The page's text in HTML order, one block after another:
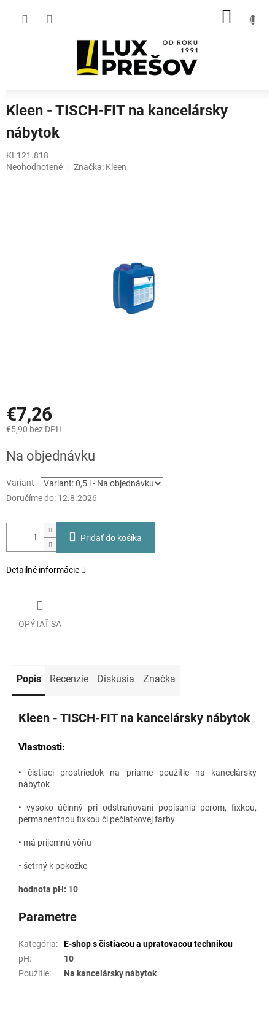
Kleen - TISCH-FIT na kancelársky
nábytok
KL121.818
Priemerné
Neohodnotené Značka: Kleen
€7,26
€5,90 bez DPH
cena:
Na objednávku
Variant
Doručíme do: 12.8.2026
Pridať do košíka
Detailné informácie
OPÝTAŤ SA
Popis Recenzie Diskusia Značka
Kleen - TISCH-FIT na kancelársky nábytok
Vlastnosti:
• čistiaci prostriedok na priame použitie na kancelársky
nábytok
• vysoko účinný pri odstraňovaní popísania perom, fixkou,
permanentnou fixkou či pečiatkovej farby
• má príjemnú vôňu
• šetrný k pokožke
hodnota pH: 10
Parametre
Kategória:
E-shop s čistiacou a upratovacou technikou
pH:
10
Použitie: Na kancelársky nábytok